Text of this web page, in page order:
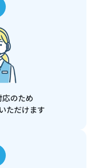
のため
ただけます